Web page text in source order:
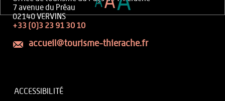
7 avenue du Préau
02140 VERVINS
+33 (0)3 23 91 30 10
accueil@tourisme-thierache.fr
ACCESSIBILITÉ
A